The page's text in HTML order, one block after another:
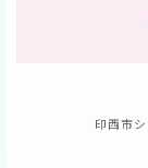
印西市